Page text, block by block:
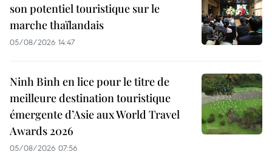
son potentiel touristique sur le
marche thaïlandais
05/08/2026 14:47
Ninh Binh en lice pour le titre de
meilleure destination touristique
émergente d’Asie aux World Travel
Awards 2026
05/08/2026 07:56